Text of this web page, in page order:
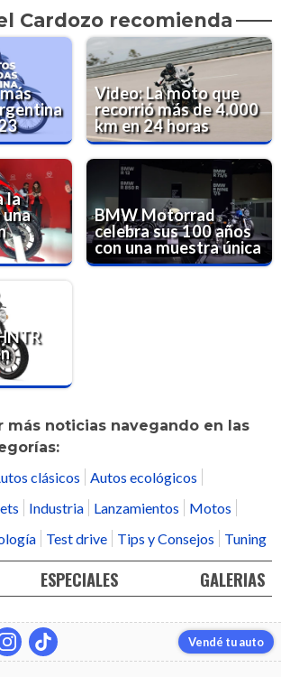
Cardozo recomienda
Video: La moto que
recorrió más de 4.000
km en 24 horas
la
BMW Motorrad
celebra sus 100 años
con una muestra única
más noticias navegando en las
clásicos
Autos ecológicos
Industria Lanzamientos
Motos
Test drive Tips y Consejos Tuning
ESPECIALES GALERIAS
Vendé tu auto